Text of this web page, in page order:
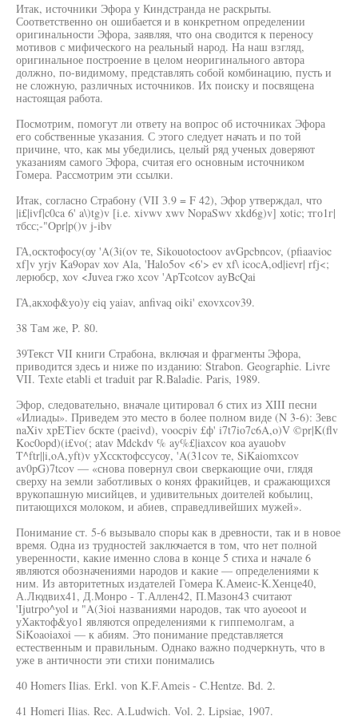
Итак, источники Эфора у Киндстранда не раскрыты.
Соответственно он ошибается и в конкретном определении
оригинальности Эфора, заявляя, что она сводится к переносу
мотивов с мифического на реальный народ. На наш взгляд,
оригинальное построение в целом неоригинального автора
должно, по-видимому, представлять собой комбинацию, пусть и
не сложную, различных источников. Их поиску и посвящена
настоящая работа.
Посмотрим, помогут ли ответу на вопрос об источниках Эфора
его собственные указания. С этого следует начать и по той
причине, что, как мы убедились, целый ряд ученых доверяют
указаниям самого Эфора, считая его основным источником
Гомера. Рассмотрим эти ссылки.
Итак, согласно Страбону (VII 3.9 = F 42), Эфор утверждал, что
|i£|ivf|c0ca 6' a\)tg)v [i.e. xivwv xwv NopaSwv xkd6g)v] xotic; тго1г|
тбсс;-"Opr|p()v j-ibv
ГА,осктофосу(оу 'A(3i(ov те, Sikouotoctoov avGpcbncov, (pfiaavioc
xf]v yrjv Ka9opav xov Ala, 'Halo5ov <6'> ev xf\ icocA,od|ievr| rfj<;
лерюбср, xov <Juvea гжо xcov 'ApTcotcov ayBcQai
ГА,акхоф&уо)у eiq yaiav, anfivaq oiki' exovxcov39.
38 Там же, P. 80.
39Текст VII книги Страбона, включая и фрагменты Эфора,
приводится здесь и ниже по изданию: Strabon. Geographie. Livre
VII. Texte etabli et traduit par R.Baladie. Paris, 1989.
Эфор, следовательно, вначале цитировал 6 стих из XIII песни
«Илиады». Приведем это место в более полном виде (N 3-6): Зевс
naXiv xpETiev бскте (paeivd), voocpiv £ф' i7t7io7c6A,o)V ©pr|K(flv
Koc0opd)(i£vo(; atav Mdckdv % ay%£|iaxcov коа ayauobv
T^ftr||i,oA,yft)v уХссктофссусоу, 'A(31cov те, SiKaiomxcov
av0pG)7tcov — «снова повернул свои сверкающие очи, глядя
сверху на земли заботливых о конях фракийцев, и сражающихся
врукопашную мисийцев, и удивительных доителей кобылиц,
питающихся молоком, и абиев, справедливейших мужей».
Понимание ст. 5-6 вызывало споры как в древности, так и в новое
время. Одна из трудностей заключается в том, что нет полной
уверенности, какие именно слова в конце 5 стиха и начале 6
являются обозначениями народов и какие — определениями к
ним. Из авторитетных издателей Гомера К.Амеис-К.Хенце40,
А.Людвих41, Д.Монро - Т.Аллен42, П.Мазон43 считают
'Ijutrpo^yol и "A(3ioi названиями народов, так что ayoeoot и
уХактоф&уо1 являются определениями к гиппемолгам, а
SiKoaoiaxoi — к абиям. Это понимание представляется
естественным и правильным. Однако важно подчеркнуть, что в
уже в античности эти стихи понимались
40 Homers Ilias. Erkl. von K.F.Ameis - C.Hentze. Bd. 2.
41 Homeri Ilias. Rec. A.Ludwich. Vol. 2. Lipsiae, 1907.